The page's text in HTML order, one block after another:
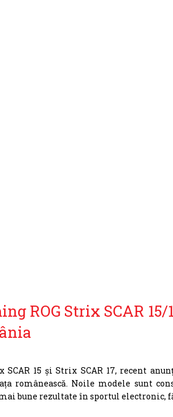
ROG Strix SCAR 15/
15 și Strix SCAR 17, recent
românească. Noile modele sunt
bune rezultate în sportul electronic,